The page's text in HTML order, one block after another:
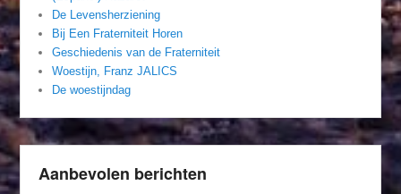
De Levensherziening
Bij Een Fraterniteit Horen
Geschiedenis van de Fraterniteit
Woestijn, Franz JALICS
De woestijndag
Aanbevolen berichten